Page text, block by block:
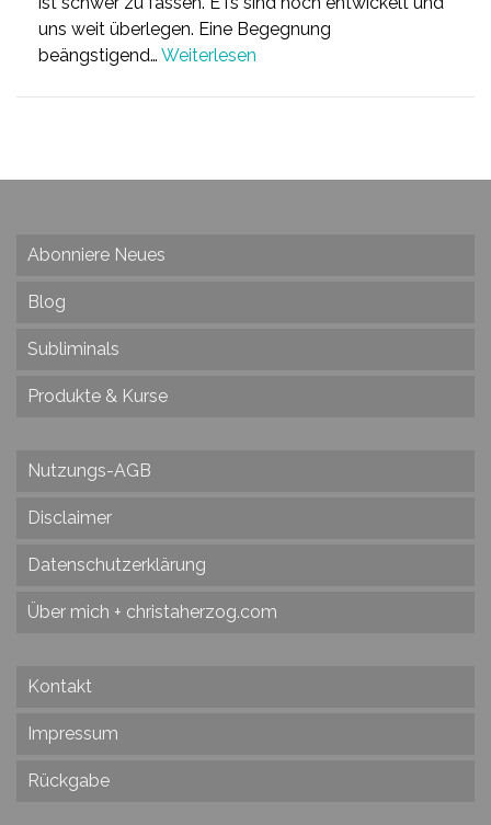
uns weit überlegen. Eine Begegnung
beängstigend… Weiterlesen
Abonniere Neues
Blog
Subliminals
Produkte & Kurse
Nutzungs-AGB
Disclaimer
Datenschutzerklärung
Über mich + christaherzog.com
Kontakt
Impressum
Rückgabe